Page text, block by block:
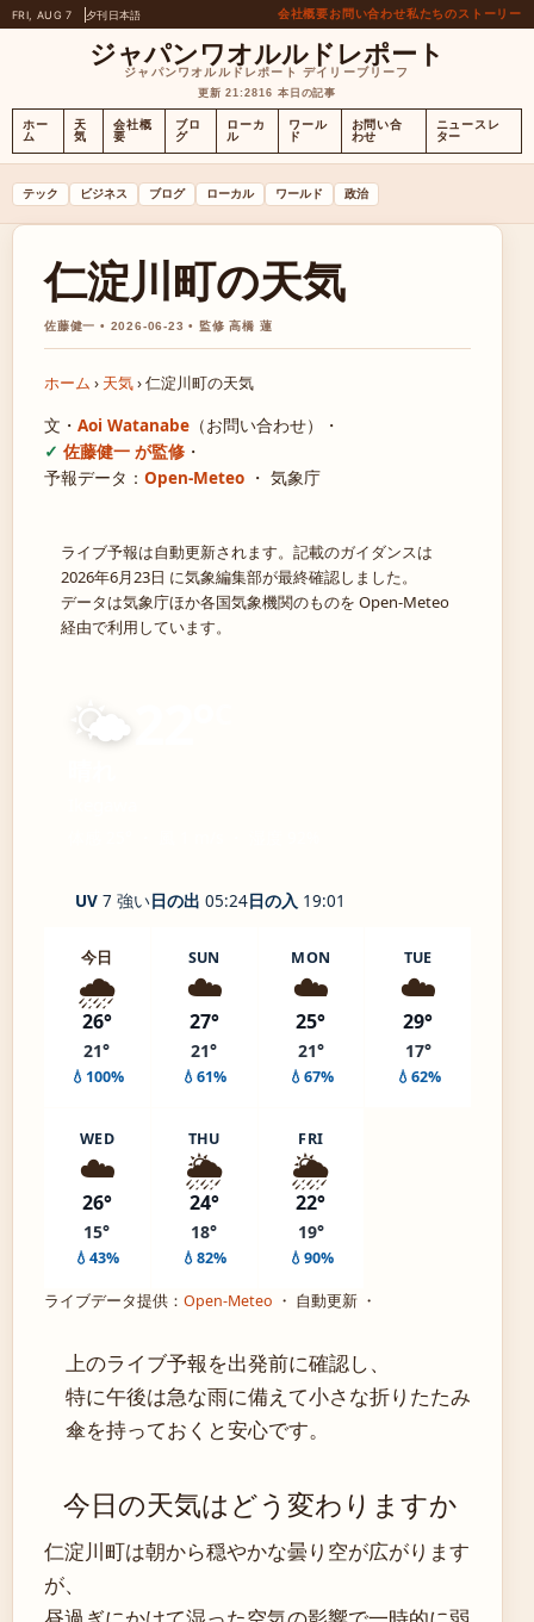
FRI, AUG 7 夕刊日本語 会社概要お問い合わせ私たちのストーリー
ジャパンワオルルドレポート
ジャパンワオルルドレポート デイリーブリーフ
更新 21:2816 本日の記事
ホー
ム
天
気
会社概
要
ブロ
グ
ローカ
ル
ワール
ド
お問い合
わせ
ニュースレ
ター
テック ビジネス ブログ ローカル ワールド 政治
仁淀川町の天気
佐藤健一 • 2026-06-23 • 監修 高橋 蓮
ホーム › 天気›仁淀川町の天気
文・ Aoi Watanabe （お問い合わせ）
・
佐藤健一 が監修 ・
予報データ： Open-Meteo ・ 気象庁
ライブ予報は自動更新されます。記載のガイダンスは
2026年6月23日 に気象編集部が最終確認しました。
データは気象庁ほか各国気象機関のものを Open-Meteo
経由で利用しています。
🌤️
UV 7 強い日の出 05:24日の入 19:01
今日
🌧️
26°
21°
💧100%
SUN
☁️
27°
21°
💧61%
MON
☁️
25°
21°
💧67%
TUE
☁️
29°
17°
💧62%
WED
☁️
26°
15°
💧43%
THU
🌦️
24°
18°
💧82%
FRI
🌦️
22°
19°
💧90%
ライブデータ提供： Open-Meteo ・ 自動更新 ・
上のライブ予報を出発前に確認し、
特に午後は急な雨に備えて小さな折りたたみ
傘を持っておくと安心です。
今日の天気はどう変わりますか
仁淀川町は朝から穏やかな曇り空が広がります
が、